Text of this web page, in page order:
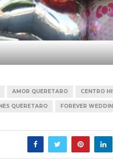
AMOR QUERETARO CENTRO
QUERETARO FOREVER